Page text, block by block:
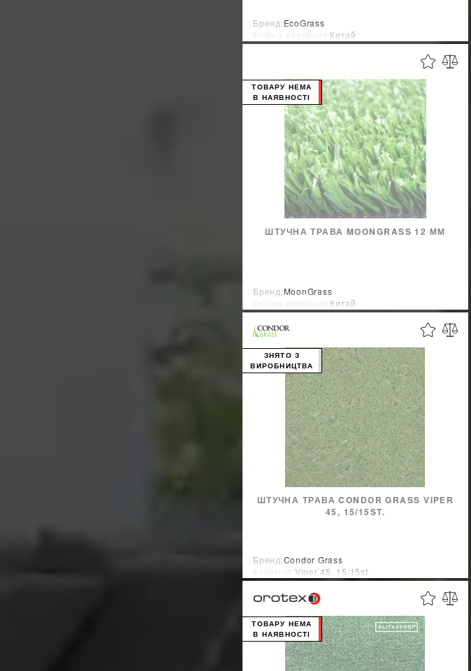
Бренд:EcoGrass
Країна-виробник:Китай
ШТУЧНА ТРАВА MOONGRASS 12 ММ
ТОВАРУ НЕМА
В НАЯВНОСТІ
Бренд:MoonGrass
Країна-виробник:Китай
ШТУЧНА ТРАВА CONDOR GRASS VIPER
45, 15/15ST.
ЗНЯТО З
ВИРОБНИЦТВА
Бренд:Condor Grass
Колекція:Viper 45, 15/15st.
Країна-виробник:Нидерланды
ТОВАРУ НЕМА
В НАЯВНОСТІ